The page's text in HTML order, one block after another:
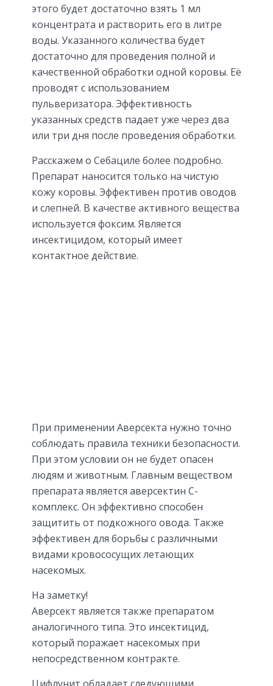
этого будет достаточно взять 1 мл
концентрата и растворить его в литре
воды. Указанного количества будет
достаточно для проведения полной и
качественной обработки одной коровы. Её
проводят с использованием
пульверизатора. Эффективность
указанных средств падает уже через два
или три дня после проведения обработки.
Расскажем о Себациле более подробно.
Препарат наносится только на чистую
кожу коровы. Эффективен против оводов
и слепней. В качестве активного вещества
используется фоксим. Является
инсектицидом, который имеет
контактное действие.
При применении Аверсекта нужно точно
соблюдать правила техники безопасности.
При этом условии он не будет опасен
людям и животным. Главным веществом
препарата является аверсектин C-
комплекс. Он эффективно способен
защитить от подкожного овода. Также
эффективен для борьбы с различными
видами кровососущих летающих
насекомых.
На заметку!
Аверсект является также препаратом
аналогичного типа. Это инсектицид,
который поражает насекомых при
непосредственном контракте.